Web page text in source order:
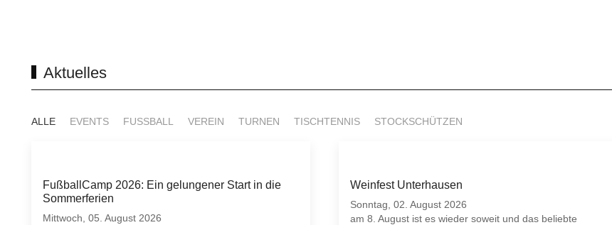
Aktuelles
ALLE EVENTS FUSSBALL VEREIN TURNEN TISCHTENNIS STOCKSCHÜTZEN
FußballCamp 2026: Ein gelungener Start in die
Sommerferien
Mittwoch, 05. August 2026
Weinfest Unterhausen
Sonntag, 02. August 2026
am 8. August ist es wieder soweit und das beliebte